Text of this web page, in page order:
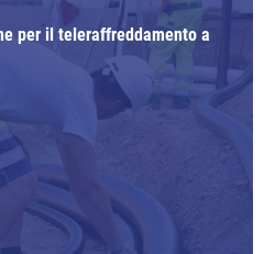
per il teleraffreddamento a